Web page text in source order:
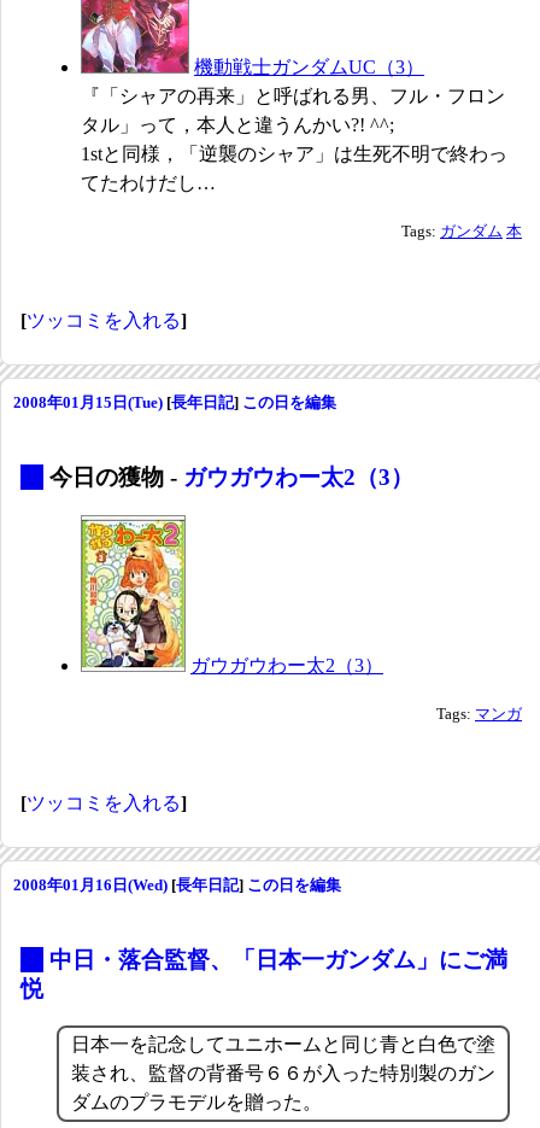
機動戦士ガンダムUC（3）
『「シャアの再来」と呼ばれる男、フル・フロン
タル」って，本人と違うんかい?! ^^;
1stと同様，「逆襲のシャア」は生死不明で終わっ
てたわけだし…
Tags: ガンダム 本
[ツッコミを入れる]
2008年01月15日(Tue) [長年日記] この日を編集
今日の獲物 - ガウガウわー太2（3）
ガウガウわー太2（3）
Tags: マンガ
[ツッコミを入れる]
2008年01月16日(Wed) [長年日記] この日を編集
中日・落合監督、「日本一ガンダム」にご満
悦
日本一を記念してユニホームと同じ青と白色で塗
装され、監督の背番号６６が入った特別製のガン
ダムのプラモデルを贈った。